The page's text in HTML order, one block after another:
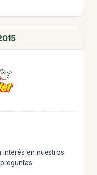
interés en nuestros